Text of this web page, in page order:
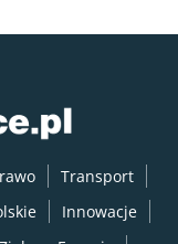
Transport
Innowacje